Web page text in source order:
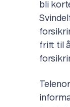
bli
fritt til